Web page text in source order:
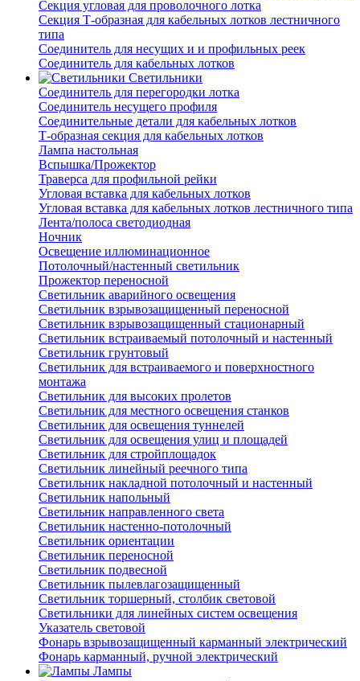
Секция угловая для проволочного лотка
Секция Т-образная для кабельных лотков лестничного
типа
Соединитель для несущих и и профильных реек
Соединитель для кабельных лотков
Светильники
Соединитель для перегородки лотка
Соединитель несущего профиля
Соединительные детали для кабельных лотков
Т-образная секция для кабельных лотков
Лампа настольная
Вспышка/Прожектор
Траверса для профильной рейки
Угловая вставка для кабельных лотков
Угловая вставка для кабельных лотков лестничного типа
Лента/полоса светодиодная
Ночник
Освещение иллюминационное
Потолочный/настенный светильник
Прожектор переносной
Светильник аварийного освещения
Светильник взрывозащищенный переносной
Светильник взрывозащищенный стационарный
Светильник встраиваемый потолочный и настенный
Светильник грунтовый
Светильник для встраиваемого и поверхностного
монтажа
Светильник для высоких пролетов
Светильник для местного освещения станков
Светильник для освещения туннелей
Светильник для освещения улиц и площадей
Светильник для стройплощадок
Светильник линейный реечного типа
Светильник накладной потолочный и настенный
Светильник напольный
Светильник направленного света
Светильник настенно-потолочный
Светильник ориентации
Светильник переносной
Светильник подвесной
Светильник пылевлагозащищенный
Светильник торшерный, столбик световой
Светильники для линейных систем освещения
Указатель световой
Фонарь взрывозащищенный карманный электрический
Фонарь карманный, ручной электрический
Лампы